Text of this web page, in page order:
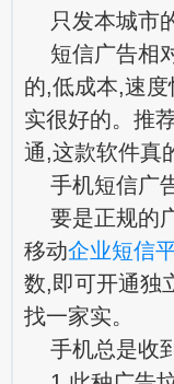
只发本城市
短信广告相
的,低成本,速
实很好的。推
通,这款软件真
手机短信广
要是正规的
移动企业短信
数,即可开通独
找一家实。
手机总是收